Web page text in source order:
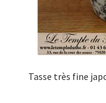
Tasse très fine